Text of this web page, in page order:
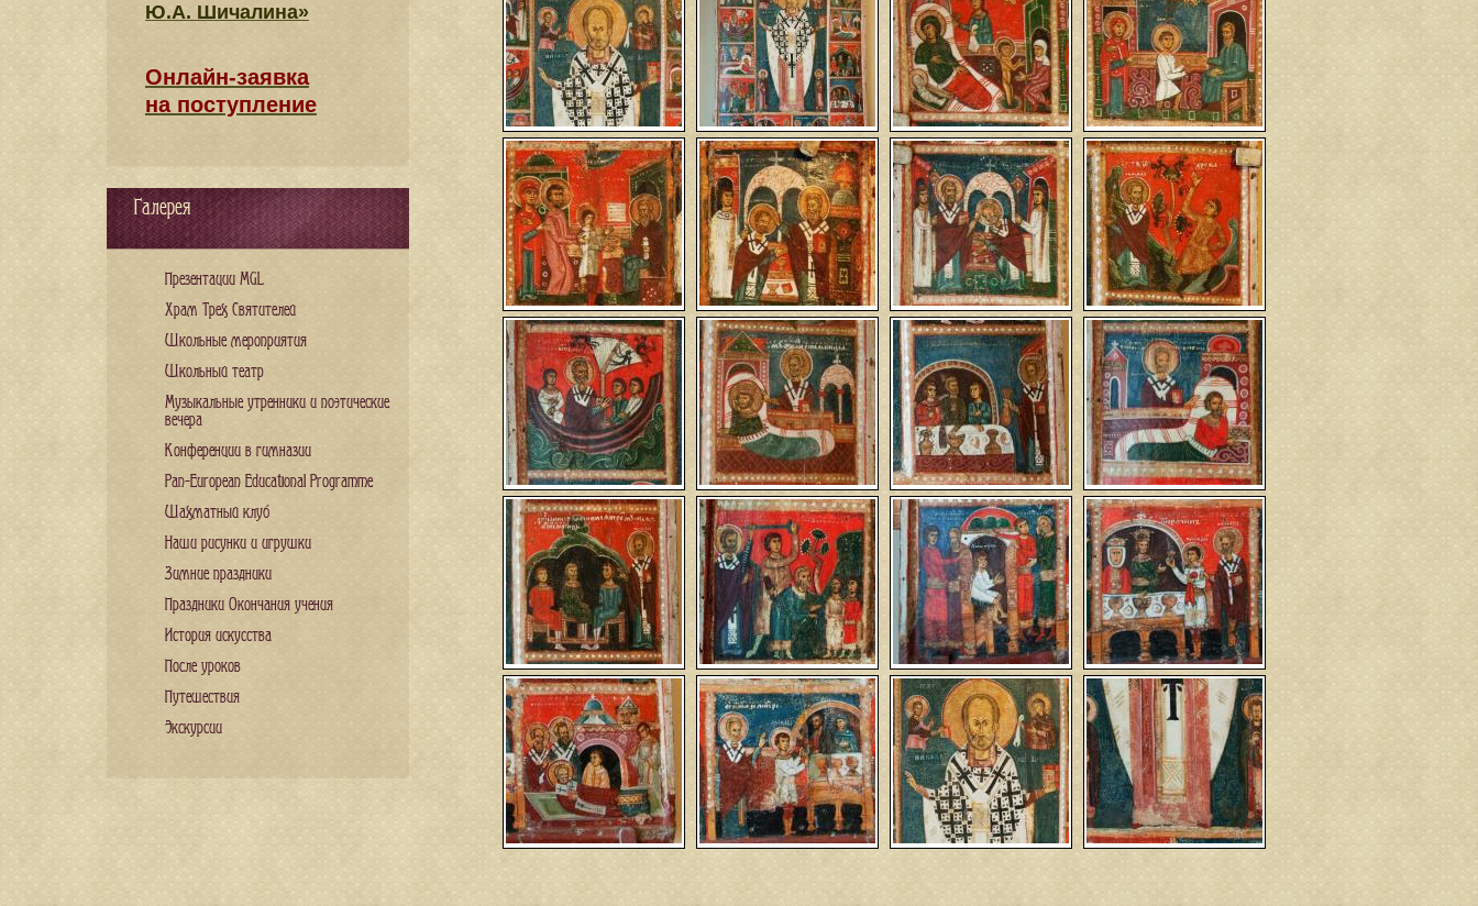
Ю.А. Шичалина»
Онлайн-заявка
на поступление
Галерея
Презентации MGL
Храм Трех Святителей
Школьные мероприятия
Школьный театр
Музыкальные утренники и поэтические
вечера
Конференции в гимназии
Pan-European Educational Programme
Шахматный клуб
Наши рисунки и игрушки
Зимние праздники
Праздники Окончания учения
История искусства
После уроков
Путешествия
Экскурсии